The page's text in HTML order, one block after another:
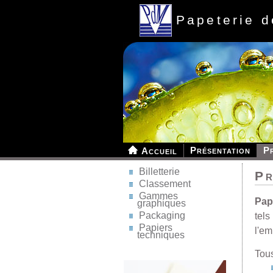
Papeterie
Accueil Présentation
Billetterie
Classement
Gammes
graphiques
Packaging
Papiers
techniques
tels